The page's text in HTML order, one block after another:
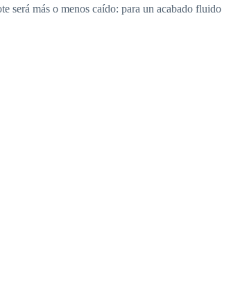
será más o menos caído: para un acabado fluido